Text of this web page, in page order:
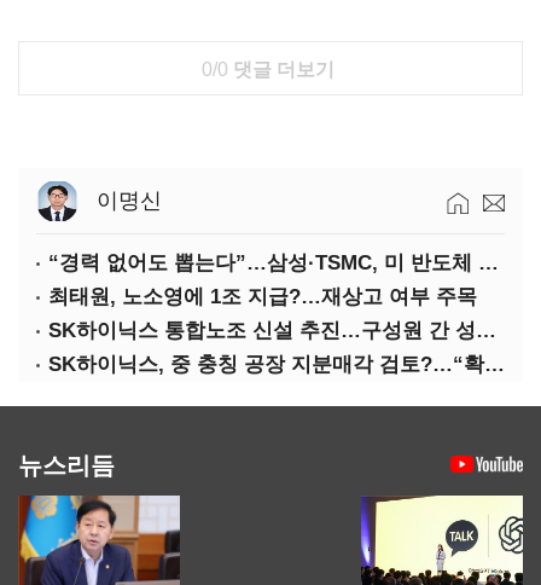
0/0 댓글 더보기
이명신
“경력 없어도 뽑는다”…삼성·TSMC, 미 반도체 인재 쟁탈전
최태원, 노소영에 1조 지급?…재상고 여부 주목
SK하이닉스 통합노조 신설 추진…구성원 간 성과급 불만 확산
SK하이닉스, 중 충칭 공장 지분매각 검토?…“확정된 바 없어”
뉴스리듬